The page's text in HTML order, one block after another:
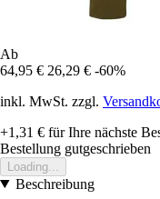
Ab
64,95 € 26,29 € -60%
inkl. MwSt. zzgl.
+1,31 € für Ihre nächste
Bestellung gutgeschrieben
Loading...
Beschreibung